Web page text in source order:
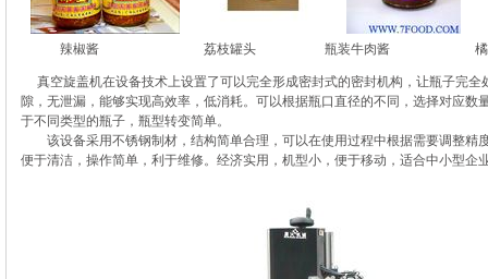
辣椒酱 荔枝罐头 瓶装牛肉酱 橘子
真空旋盖机在设备技术上设置了可以完全形成密封式的密封机构，让瓶子完全
隙，无泄漏，能够实现高效率，低消耗。可以根据瓶口直径的不同，选择对应数
于不同类型的瓶子，瓶型转变简单。
该设备采用不锈钢制材，结构简单合理，可以在使用过程中根据需要调整精
便于清洁，操作简单，利于维修。经济实用，机型小，便于移动，适合中小型企